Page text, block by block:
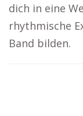
dich in eine
rhythmische
Band bilden.